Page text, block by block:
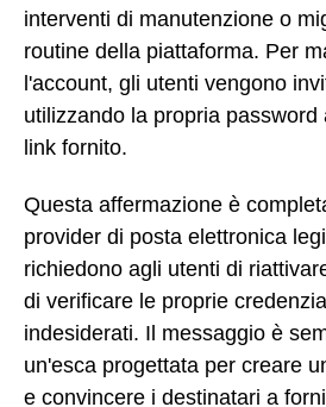
interventi di manutenzione o
routine della piattaforma. Per
l'account, gli utenti vengono
utilizzando la propria password
link fornito.
Questa affermazione è
provider di posta elettronica
richiedono agli utenti di
di verificare le proprie
indesiderati. Il messaggio è
un'esca progettata per creare
e convincere i destinatari a